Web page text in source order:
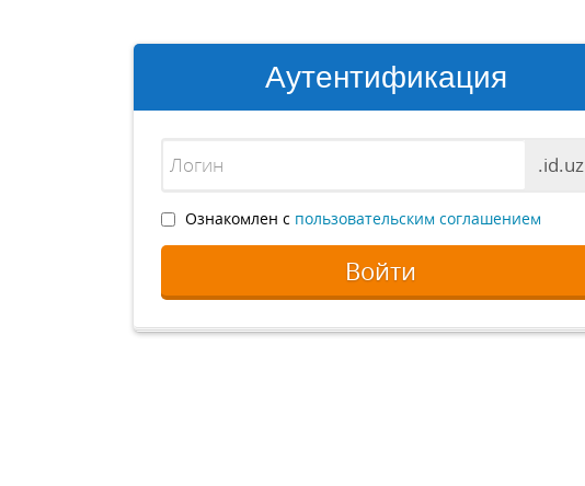
Аутентификация
.id.uz
Ознакомлен с пользовательским соглашением
Войти